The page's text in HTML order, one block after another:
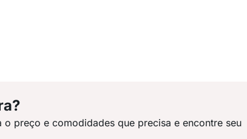
preço e comodidades que precisa e encontre seu